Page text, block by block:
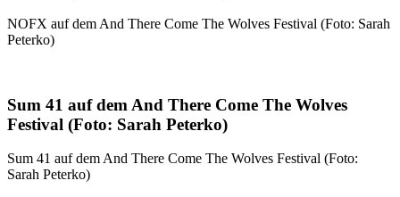
NOFX auf dem And There Come The Wolves Festival (Foto: Sarah
Peterko)
Sum 41 auf dem And There Come The Wolves
Festival (Foto: Sarah Peterko)
Sum 41 auf dem And There Come The Wolves Festival (Foto:
Sarah Peterko)